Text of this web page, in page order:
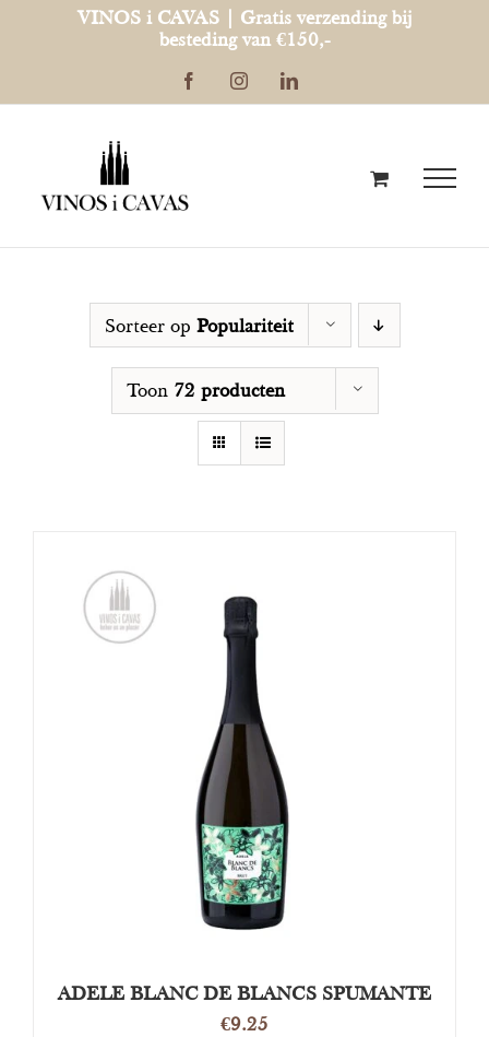
VINOS i CAVAS | Gratis verzending bij
besteding van €150,-
FacebookInstagramLinkedIn
Sorteer op Populariteit
Toon 72 producten
TOEVOEGEN AAN WINKELWAGEN
ADELE BLANC DE BLANCS SPUMANTE
€9.25